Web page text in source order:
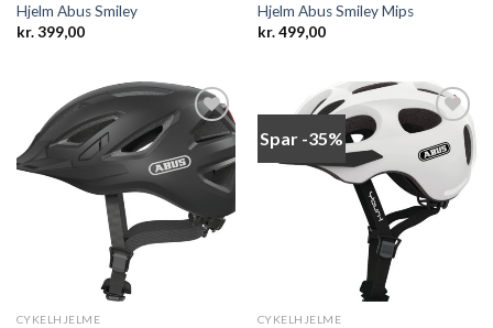
Hjelm Abus Smiley
kr.399,00
Hjelm Abus Smiley Mips
kr.499,00
Add to
wishlist
CYKELHJELME
Spar -35%
wishlist
CYKELHJELME